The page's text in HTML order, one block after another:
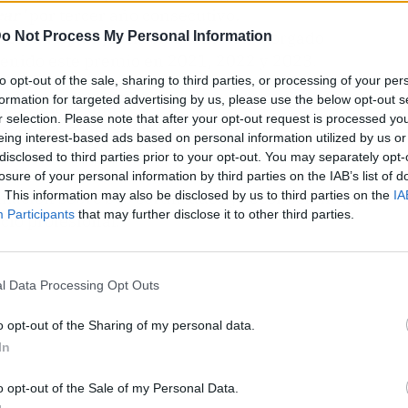
Not Process My Personal Information
opt-out of the sale, sharing to third parties, or processing of your
for targeted advertising by us, please use the below opt-out
selection. Please note that after your opt-out request is processed
interest-based ads based on personal information utilized by us
to third parties prior to your opt-out. You may separately
of your personal information by third parties on the IAB’s list of
This information may also be disclosed by us to third parties on the
Participants that may further disclose it to other third parties.
Data Processing Opt Outs
opt-out of the Sharing of my personal data.
opt-out of the Sale of my Personal Data.
24 Spain , le ha sido también otorgado
de una
a las pequeñas y medianas empresas
sectores durante los últimos 12 meses. Todos
con demostraciones laborales,
sobre sus certificados y reconocimientos
profesional.